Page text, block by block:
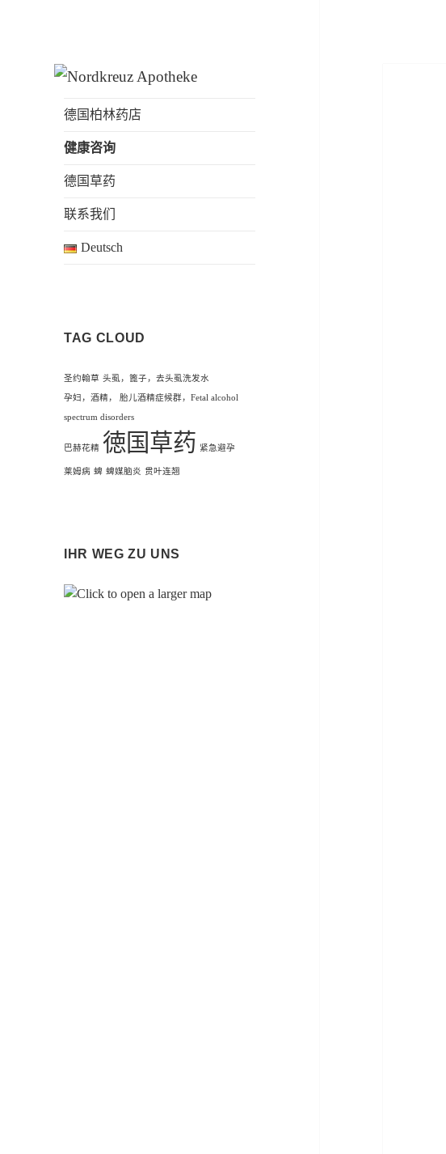
Nordkreuz
Apotheke am
Bahnhof
Gesundbrunnen
Apotheke täglich auch am
德国柏林药店
健康咨询
德国草药
联系我们
Deutsch
TAG CLOUD
圣约翰草 头虱，篦子，去头虱洗发水
孕妇，酒精， 胎儿酒精症候群，Fetal alcohol
spectrum disorders
巴赫花精 徳国草药 紧急避孕
莱姆病 蜱 蜱媒脑炎 贯叶连翘
IHR WEG ZU UNS